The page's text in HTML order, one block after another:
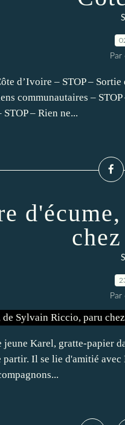
d’Ivoire – STOP –
communautaires –
– Rien ne...
jeune Karel, gratte-papier
partir. Il se lie d'amitié